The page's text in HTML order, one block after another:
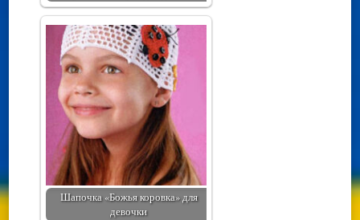
Шапочка «Божья коровка» для
девочки